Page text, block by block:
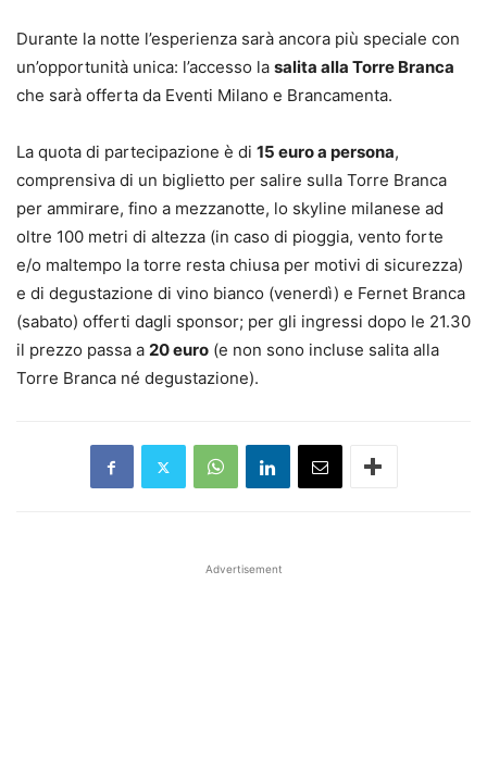
Durante la notte l’esperienza sarà ancora più speciale con
un’opportunità unica: l’accesso la salita alla Torre Branca
che sarà offerta da Eventi Milano e Brancamenta.
La quota di partecipazione è di 15 euro a persona,
comprensiva di un biglietto per salire sulla Torre Branca
per ammirare, fino a mezzanotte, lo skyline milanese ad
oltre 100 metri di altezza (in caso di pioggia, vento forte
e/o maltempo la torre resta chiusa per motivi di sicurezza)
e di degustazione di vino bianco (venerdì) e Fernet Branca
(sabato) offerti dagli sponsor; per gli ingressi dopo le 21.30
il prezzo passa a 20 euro (e non sono incluse salita alla
Torre Branca né degustazione).
Advertisement